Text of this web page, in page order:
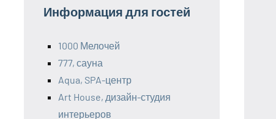
Информация для гостей
1000 Мелочей
777, сауна
Aqua, SPA-центр
Art House, дизайн-студия
интерьеров